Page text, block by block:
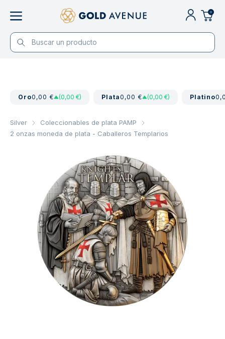
0
Oro0,00 € (0,00 €) Plata0,00 € (0,00 €) Platino
Silver
Coleccionables de plata PAMP
2 onzas moneda de plata - Caballeros Templarios